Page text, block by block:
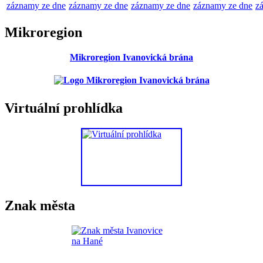
záznamy ze dne záznamy ze dne záznamy ze dne záznamy ze dne
Mikroregion
Mikroregion Ivanovická brána
Virtuální prohlídka
Znak města